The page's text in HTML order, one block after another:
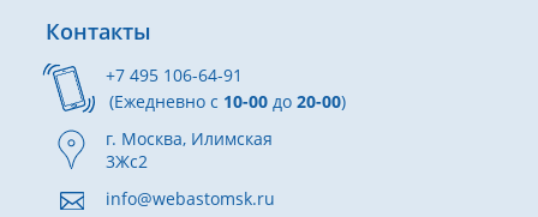
Контакты
+7 495 106-64-91
(Ежедневно с 10-00 до 20-00)
г. Москва, Илимская
3Жс2
info@webastomsk.ru